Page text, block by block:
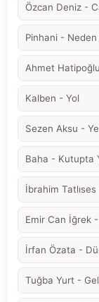
Özcan Deniz -
Pinhani -
Ahmet
Kalben - Yol
Sezen Aksu -
Baha - Kutupta
İbrahim
Emir Can İğrek
İrfan Özata -
Tuğba Yurt -